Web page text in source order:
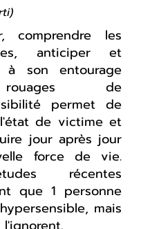
comprendre les
anticiper et
à son entourage
de
permet de
de victime et
jour après jour
force de vie.
récentes
que 1 personne
mais